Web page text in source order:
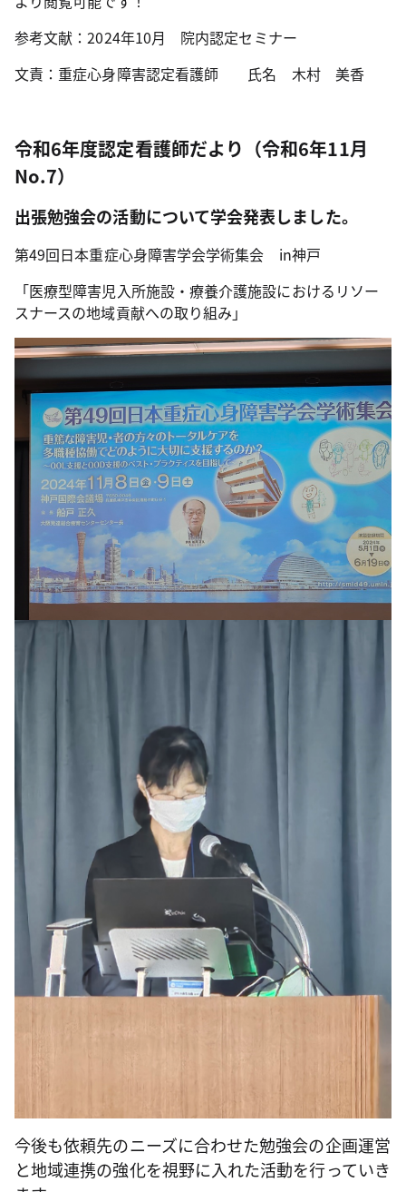
参考文献：2024年10月 院内認定セミナー
文責：重症心身障害認定看護師 氏名 木村 美香
令和6年度認定看護師だより（令和6年11月
No.7）
出張勉強会の活動について学会発表しました。
第49回日本重症心身障害学会学術集会 in神戸
「医療型障害児入所施設・療養介護施設におけるリソー
スナースの地域貢献への取り組み」
今後も依頼先のニーズに合わせた勉強会の企画運営
と地域連携の強化を視野に入れた活動を行っていき